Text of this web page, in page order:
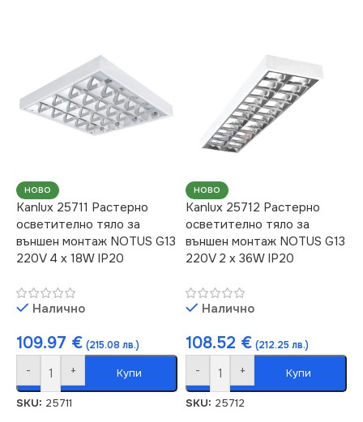
НОВО
Kanlux 25711 Растерно
осветително тяло за
външен монтаж NOTUS G13
220V 4 x 18W IP20
Налично
109.97 € (215.08 лв.)
- + Купи
SKU: 25711
НОВО
Kanlux 25712 Растерно
осветително тяло за
външен монтаж NOTUS G13
220V 2 x 36W IP20
Налично
108.52 € (212.25 лв.)
- + Купи
SKU: 25712